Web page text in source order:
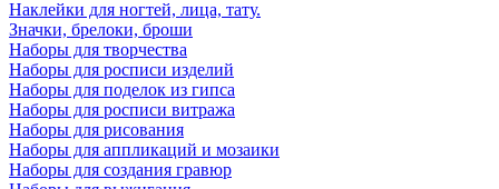
Наклейки для ногтей, лица, тату.
Значки, брелоки, броши
Наборы для творчества
Наборы для росписи изделий
Наборы для поделок из гипса
Наборы для росписи витража
Наборы для рисования
Наборы для аппликаций и мозаики
Наборы для создания гравюр